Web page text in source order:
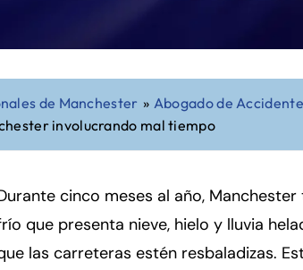
de Manchester » Abogado de
involucrando mal tiempo
cinco meses al año, Manchester
que presenta nieve, hielo y lluvia
las carreteras estén resbaladizas.